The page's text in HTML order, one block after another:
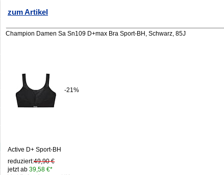
zum Artikel
Champion Damen Sa Sn109 D+max Bra Sport-BH, Schwarz, 85J
-21%
Active D+ Sport-BH
reduziert:49,90 €
jetzt ab39,58 €*